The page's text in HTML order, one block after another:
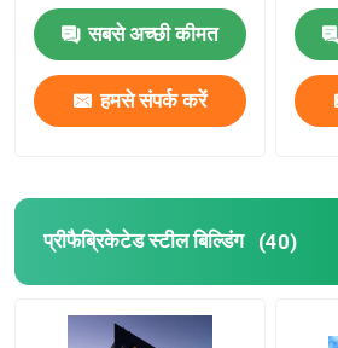
सबसे अच्छी कीमत
हमसे संपर्क करें
प्रीफैब्रिकेटेड स्टील बिल्डिंग (40)